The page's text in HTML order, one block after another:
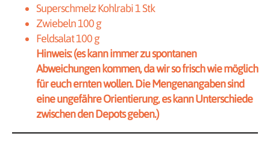
Superschmelz Kohlrabi 1 Stk
Zwiebeln 100 g
Feldsalat 100 g
Hinweis: (es kann immer zu spontanen
Abweichungen kommen, da wir so frisch wie möglich
für euch ernten wollen. Die Mengenangaben sind
eine ungefähre Orientierung, es kann Unterschiede
zwischen den Depots geben.)